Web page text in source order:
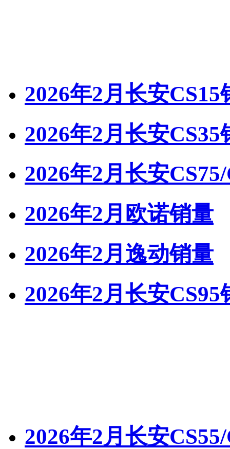
2026年2月长安CS15
2026年2月长安CS35
2026年2月长安
2026年2月欧诺销量
2026年2月逸动销量
2026年2月长安CS95
2026年2月长安